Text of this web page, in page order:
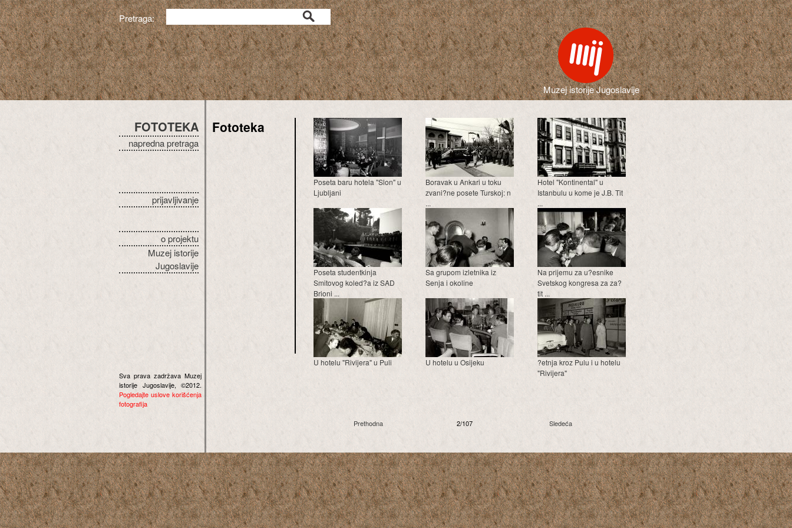
Pretraga:
Muzej istorije Jugoslavije
FOTOTEKA
napredna pretraga
prijavljivanje
o projektu
Muzej istorije
Jugoslavije
Sva prava zadržava Muzej
istorije Jugoslavije, ©2012.
Pogledajte uslove korišćenja
fotografija
Fototeka
Poseta baru hotela "Slon" u
Ljubljani
Boravak u Ankari u toku
zvani?ne posete Turskoj: n
...
Hotel "Kontinental" u
Istanbulu u kome je J.B. Tit
...
Poseta studentkinja
Smitovog koled?a iz SAD
Brioni ...
Sa grupom izletnika iz
Senja i okoline
Na prijemu za u?esnike
Svetskog kongresa za za?
tit ...
U hotelu "Rivijera" u Puli U hotelu u Osijeku
?etnja kroz Pulu i u hotelu
"Rivijera"
Prethodna 2/107 Sledeća